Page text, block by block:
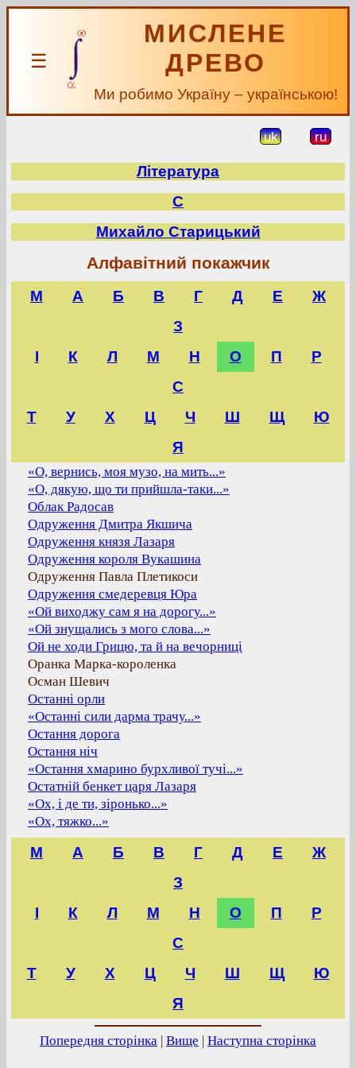
☰
МИСЛЕНЕ
ДРЕВО
Ми робимо Україну – українською!
uk ru
Література
С
Михайло Старицький
Алфавітний покажчик
M А Б В Г Д Е
Ж
З
І
К Л М Н О П
Р
С
Т
У Х Ц Ч Ш Щ
Ю
Я
«О, вернись, моя музо, на мить...»
«О, дякую, що ти прийшла-таки...»
Облак Радосав
Одруження Дмитра Якшича
Одруження князя Лазаря
Одруження короля Вукашина
Одруження Павла Плетикоси
Одруження смедеревця Юра
«Ой виходжу сам я на дорогу...»
«Ой знущались з мого слова...»
Ой не ходи Грицю, та й на вечорниці
Оранка Марка-короленка
Осман Шевич
Останні орли
«Останні сили дарма трачу...»
Остання дорога
Остання ніч
«Остання хмарино бурхливої тучі...»
Остатній бенкет царя Лазаря
«Ох, і де ти, зіронько...»
«Ох, тяжко...»
M А Б В Г Д Е
Ж
З
І
К Л М Н О П
Р
С
Т
У Х Ц Ч Ш Щ
Ю
Я
Попередня сторінка | Вище | Наступна сторінка